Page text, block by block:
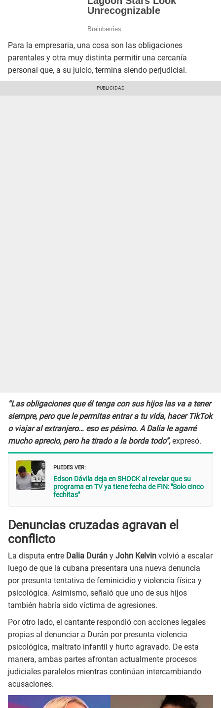
Para la empresaria, una cosa son las obligaciones
parentales y otra muy distinta permitir una cercanía
personal que, a su juicio, termina siendo perjudicial.
“Las obligaciones que él tenga con sus hijos las va a tener
siempre, pero que le permitas entrar a tu vida, hacer TikTok
o viajar al extranjero… eso es pésimo. A Dalia le agarré
mucho aprecio, pero ha tirado a la borda todo”,expresó.
PUEDES VER:
Edson Dávila deja en SHOCK al revelar que su
programa en TV ya tiene fecha de FIN: "Solo cinco
fechitas"
Denuncias cruzadas agravan el
conflicto
La disputa entre Dalia Durán y John Kelvin volvió a escalar
luego de que la cubana presentara una nueva denuncia
por presunta tentativa de feminicidio y violencia física y
psicológica. Asimismo, señaló que uno de sus hijos
también habría sido víctima de agresiones.
Por otro lado, el cantante respondió con acciones legales
propias al denunciar a Durán por presunta violencia
psicológica, maltrato infantil y hurto agravado. De esta
manera, ambas partes afrontan actualmente procesos
judiciales paralelos mientras continúan intercambiando
acusaciones.